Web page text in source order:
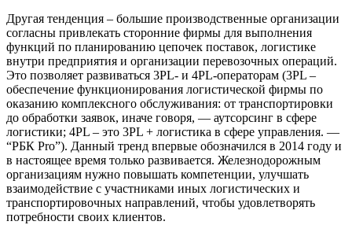
Другая тенденция – большие производственные организации
согласны привлекать сторонние фирмы для выполнения
функций по планированию цепочек поставок, логистике
внутри предприятия и организации перевозочных операций.
Это позволяет развиваться 3PL- и 4PL-операторам (3PL –
обеспечение функционирования логистической фирмы по
оказанию комплексного обслуживания: от транспортировки
до обработки заявок, иначе говоря, — аутсорсинг в сфере
логистики; 4PL – это 3PL + логистика в сфере управления. —
“РБК Pro”). Данный тренд впервые обозначился в 2014 году и
в настоящее время только развивается. Железнодорожным
организациям нужно повышать компетенции, улучшать
взаимодействие с участниками иных логистических и
транспортировочных направлений, чтобы удовлетворять
потребности своих клиентов.